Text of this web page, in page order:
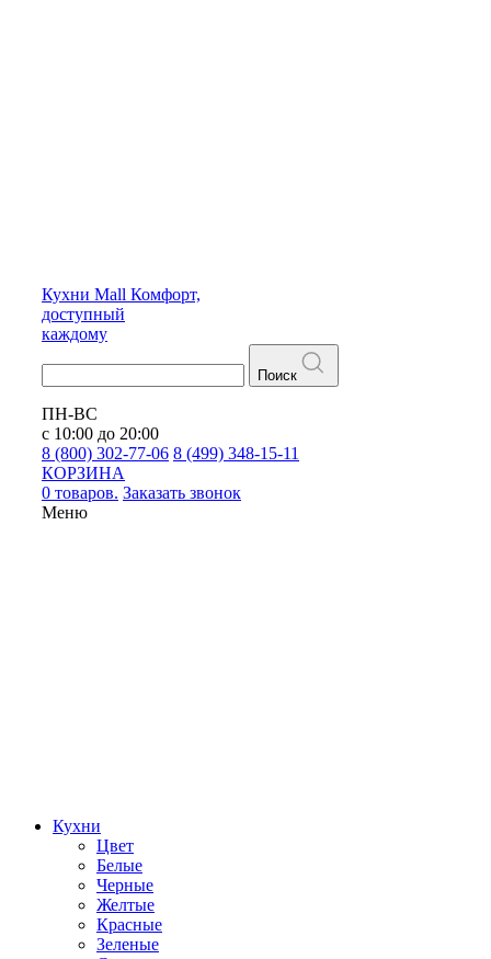
Кухни Mall Комфорт,
доступный
каждому
Поиск
ПН-ВС
с 10:00 до 20:00
8 (800) 302-77-06 8 (499) 348-15-11
КОРЗИНА
0 товаров. Заказать звонок
Меню
Кухни
Цвет
Белые
Черные
Желтые
Красные
Зеленые